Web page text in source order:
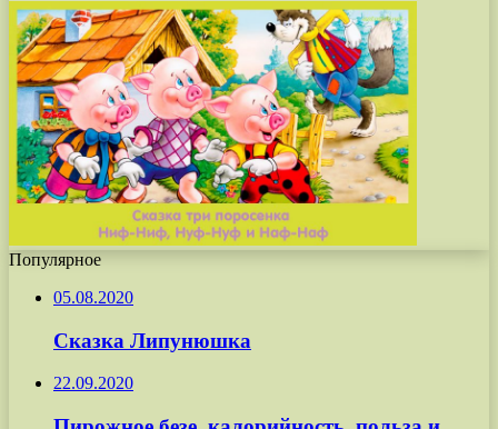
Популярное
05.08.2020
Сказка Липунюшка
22.09.2020